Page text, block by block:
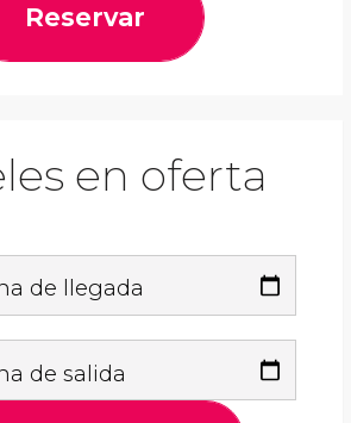
Reservar
en oferta
de llegada
de salida